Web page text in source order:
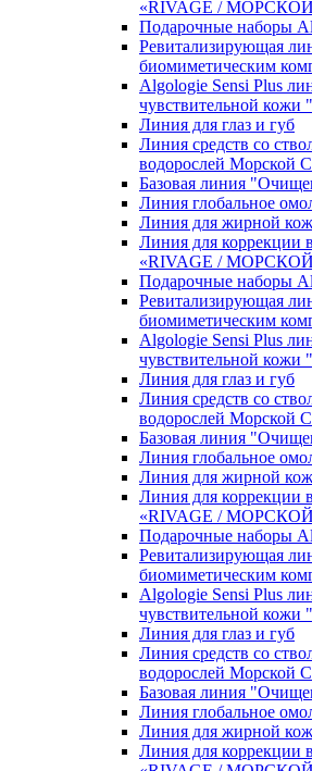
«RIVAGE /
Подарочные наборы
Ревитализирующая
биомиметическим
Algologie Sensi Plus
чувcтвительной
Линия для глаз и губ
Линия средств со
водорослей Морской
Базовая линия
Линия глобальное
Линия для жирной
Линия для коррекции
«RIVAGE /
Подарочные наборы
Ревитализирующая
биомиметическим
Algologie Sensi Plus
чувcтвительной
Линия для глаз и губ
Линия средств со
водорослей Морской
Базовая линия
Линия глобальное
Линия для жирной
Линия для коррекции
«RIVAGE /
Подарочные наборы
Ревитализирующая
биомиметическим
Algologie Sensi Plus
чувcтвительной
Линия для глаз и губ
Линия средств со
водорослей Морской
Базовая линия
Линия глобальное
Линия для жирной
Линия для коррекции